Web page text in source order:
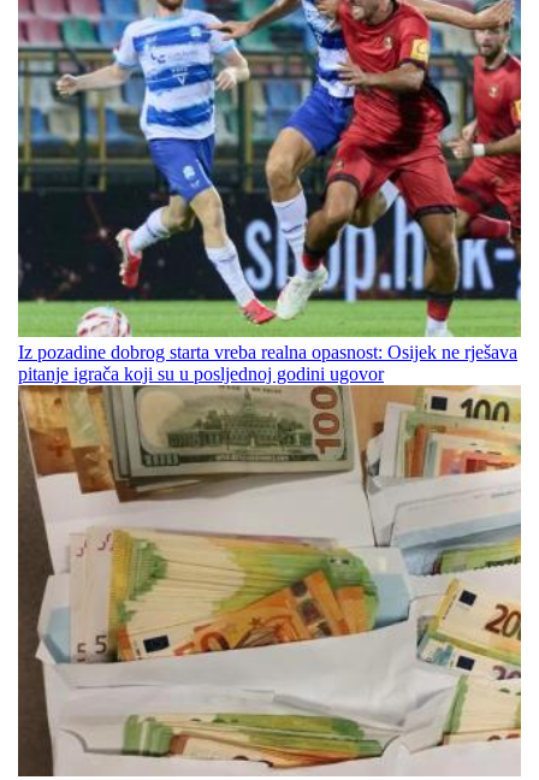
Iz pozadine dobrog starta vreba realna opasnost: Osijek ne rješava
pitanje igrača koji su u posljednoj godini ugovor